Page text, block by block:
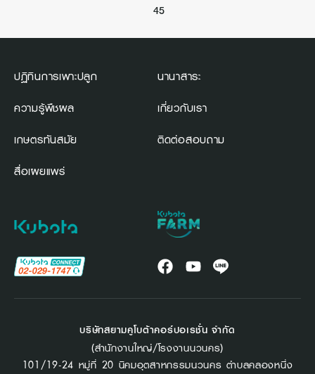
45
ปฏิทินการเพาะปลูก
ความรู้พืชผล
เกษตรทันสมัย
สื่อเผยแพร่
นานาสาระ
เกี่ยวกับเรา
ติดต่อสอบถาม
บริษัทสยามคูโบต้าคอร์ปอเรชั่น จำกัด
(สำนักงานใหญ่/โรงงานนวนคร)
101/19-24 หมู่ที่ 20 นิคมอุตสาหกรรมนวนคร ตำบลคลองหนึ่ง